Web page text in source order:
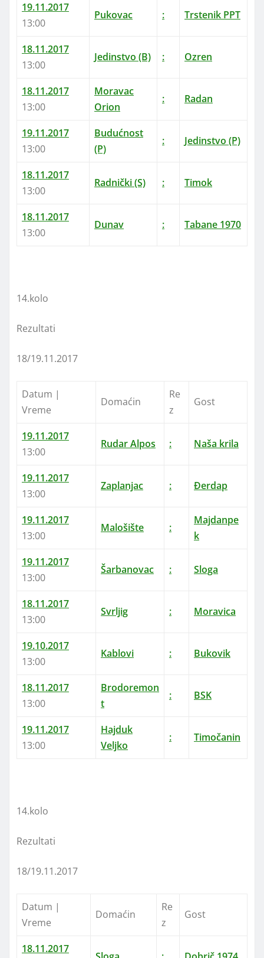
19.11.2017
13:00
Pukovac : Trstenik PPT
18.11.2017
13:00
Jedinstvo (B) : Ozren
18.11.2017
13:00
Moravac
Orion
: Radan
19.11.2017
13:00
Budućnost
(P)
: Jedinstvo (P)
18.11.2017
13:00
Radnički (S) : Timok
18.11.2017
13:00
Dunav : Tabane 1970
14.kolo
Rezultati
18/19.11.2017
Datum |
Vreme
Domaćin
Re
z
Gost
19.11.2017
13:00
Rudar Alpos : Naša krila
19.11.2017
13:00
Zaplanjac : Đerdap
19.11.2017
13:00
Malošište :
Majdanpe
k
19.11.2017
13:00
Šarbanovac : Sloga
18.11.2017
13:00
Svrljig : Moravica
19.10.2017
13:00
Kablovi : Bukovik
18.11.2017
13:00
Brodoremon
t
: BSK
19.11.2017
13:00
Hajduk
Veljko
: Timočanin
14.kolo
Rezultati
18/19.11.2017
Datum |
Vreme
Domaćin
Re
z
Gost
18.11.2017